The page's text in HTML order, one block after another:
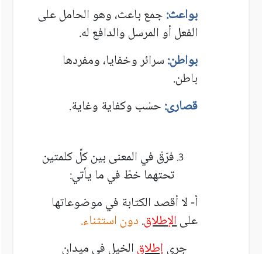
بواعث:جمع باعث، وهو الحامل على
الفعل أو المرسل والدافع له.
بواطن:سرائر وخفايا، ومفردها
باطن.
قصارى:حسْب وكفاية وغاية.
فرّقْ في المعنى بين كلِّ كلمتين
تحتهما خطّ في ما يأتي:
أ-لا أقصد الكتابة في موضوعاتها
علىالإطلاق.دون استثناء.
جرىإطلاقالخيل في ميدان